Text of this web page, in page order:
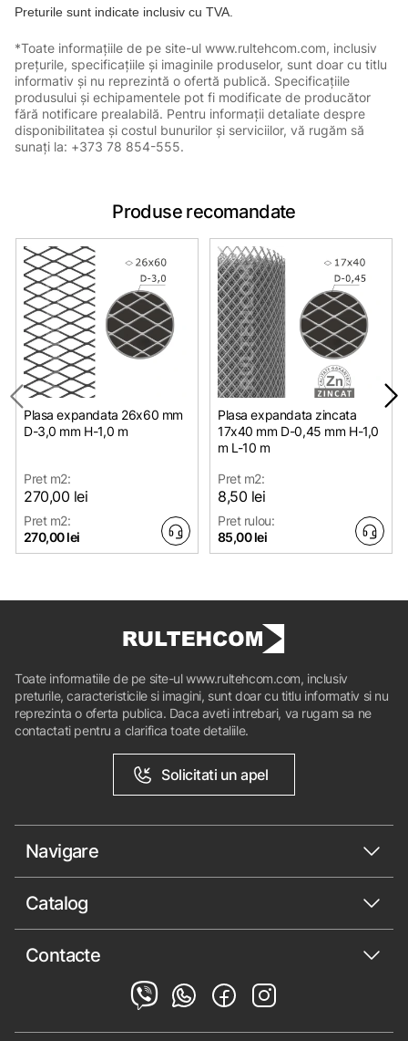
Preturile sunt indicate inclusiv cu TVA.
*Toate informațiile de pe site-ul www.rultehcom.com, inclusiv
prețurile, specificațiile și imaginile produselor, sunt doar cu titlu
informativ și nu reprezintă o ofertă publică. Specificațiile
produsului și echipamentele pot fi modificate de producător
fără notificare prealabilă. Pentru informații detaliate despre
disponibilitatea și costul bunurilor și serviciilor, vă rugăm să
sunați la: +373 78 854-555.
Produse recomandate
Plasa expandata 26х60 mm
D-3,0 mm H-1,0 m
Pret m2:
270,00 lei
Pret m2:
270,00 lei
Plasa expandata zincata
17х40 mm D-0,45 mm H-1,0
m L-10 m
Pret m2:
8,50 lei
Pret rulou:
85,00 lei
Toate informatiile de pe site-ul www.rultehcom.com, inclusiv
preturile, caracteristicile si imagini, sunt doar cu titlu informativ si nu
reprezinta o oferta publica. Daca aveti intrebari, va rugam sa ne
contactati pentru a clarifica toate detaliile.
Solicitati un apel
Navigare
Catalog
Contacte